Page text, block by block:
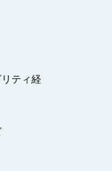
ティ経